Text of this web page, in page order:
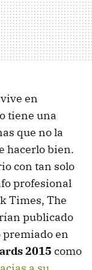
en
tiene una
que no la
hacerlo bien.
con tan solo
profesional
Times, The
publicado
premiado en
2015 como